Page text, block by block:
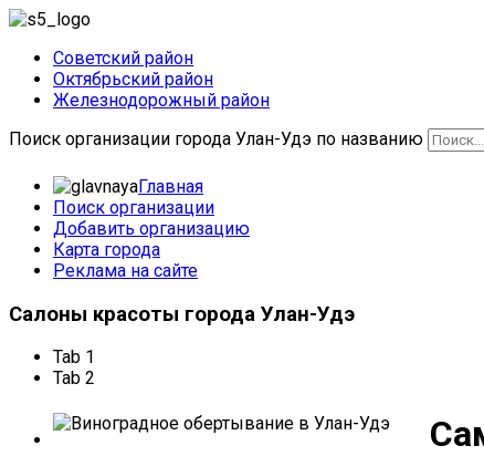
Советский район
Октябрьский район
Железнодорожный район
Поиск организации города Улан-Удэ по названию
Главная
Поиск организации
Добавить организацию
Карта города
Реклама на сайте
Салоны красоты города Улан-Удэ
Tab 1
Tab 2